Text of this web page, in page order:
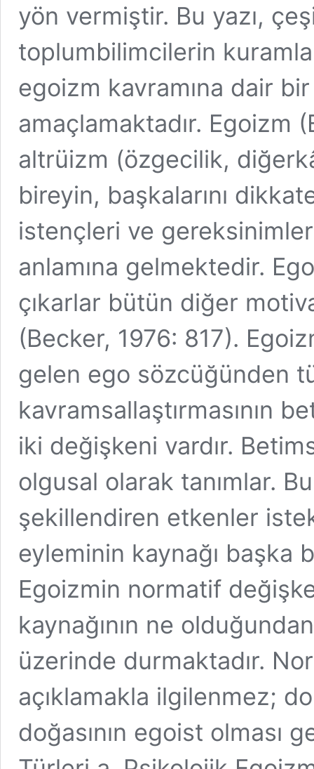
yön vermiştir. Bu yazı,
toplumbilimcilerin
egoizm kavramına dair
amaçlamaktadır. Egoizm
altrüizm (özgecilik,
bireyin, başkalarını
istençleri ve
anlamına gelmektedir.
çıkarlar bütün diğer
(Becker, 1976: 817).
gelen ego sözcüğünden
kavramsallaştırmasının
iki değişkeni vardır.
olgusal olarak tanımlar.
şekillendiren etkenler
eyleminin kaynağı başka
Egoizmin normatif
kaynağının ne
üzerinde durmaktadır.
açıklamakla ilgilenmez;
doğasının egoist olması